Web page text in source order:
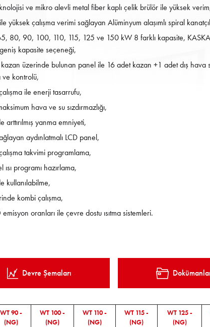
ve mikro alevli metal fiber kaplı çelik brülör ile yüksek
yüksek çalışma verimi sağlayan Alüminyum alaşımlı spiral
80, 90, 100, 110, 115, 125 ve 150 kW 8 farklı kapasite,
kapasite seçeneği,
kazan üzerinde bulunan panel ile 16 adet kazan +1 adet dış hava
ve kontrolü,
ile enerji tasarrufu,
hava ve su sızdırmazlığı,
arttırılmış yanma emniyeti,
aydınlatmalı LCD panel,
takvimi programlama,
ısı programı hazırlama,
kullanılabilme,
kombi çalışma,
oranları ile çevre dostu ısıtma sistemleri.
Devre Şemaları
WT 90 -
(NG)
WT 100 -
(NG)
WT 110 -
(NG)
WT 115 -
(NG)
WT 125 -
(NG)